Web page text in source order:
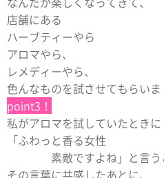
店舗にある
ハーブティーやら
アロマやら、
レメディーやら、
色んなものを試させてもらいま
point3！
私がアロマを試していたときに
「ふわっと香る女性
素敵ですよね」と言う
その言葉に共感したあとに、